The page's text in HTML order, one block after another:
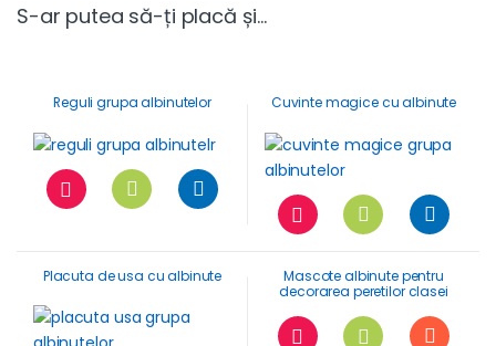
S-ar putea să-ți placă și…
Reguli grupa albinutelor Cuvinte magice cu albinute
Placuta de usa cu albinute
Mascote albinute pentru
decorarea peretilor clasei